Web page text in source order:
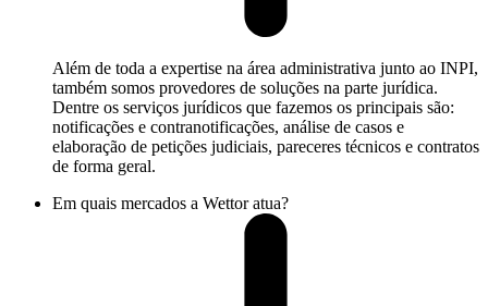
Além de toda a expertise na área administrativa junto ao INPI,
também somos provedores de soluções na parte jurídica.
Dentre os serviços jurídicos que fazemos os principais são:
notificações e contranotificações, análise de casos e
elaboração de petições judiciais, pareceres técnicos e contratos
de forma geral.
Em quais mercados a Wettor atua?